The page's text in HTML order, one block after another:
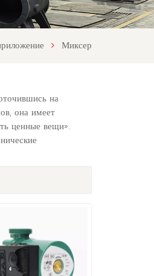
Миксер
на
она имеет
ценные вещи».